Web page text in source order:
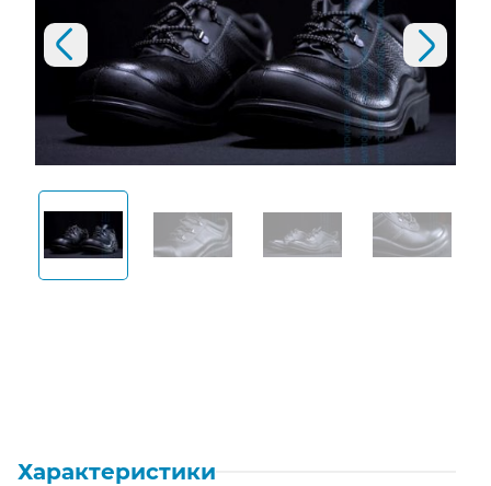
Предыдущий слайд
Следующий слайд
Открыть изображение
Характеристики